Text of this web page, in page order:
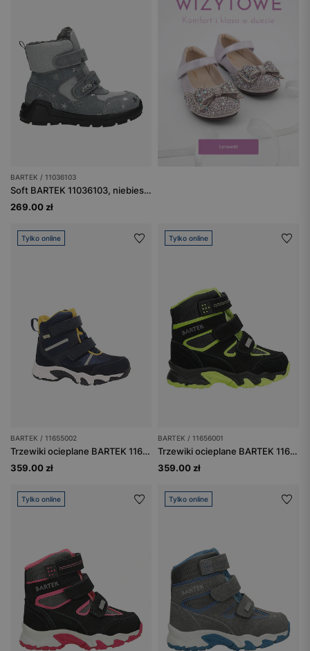
BARTEK / 11036103
Soft BARTEK 11036103, niebiesko-szary
269.00 zł
Tylko online
BARTEK / 11655002
Trzewiki ocieplane BARTEK 11655002, granatowy
359.00 zł
Tylko online
BARTEK / 11656001
Trzewiki ocieplane BARTEK 11656001, czarno-zielony
359.00 zł
Tylko online Tylko online